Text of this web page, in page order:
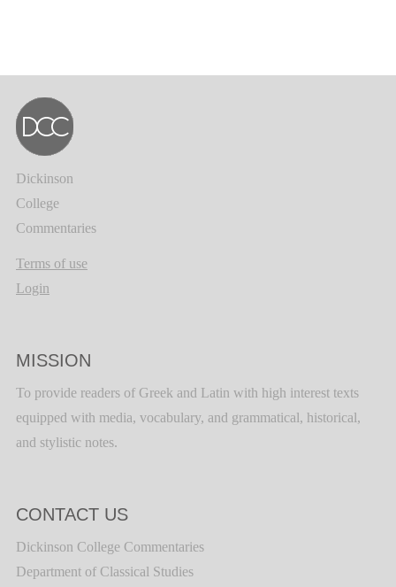
Dickinson
College
Commentaries
Terms of use
Login
MISSION
To provide readers of Greek and Latin with high interest texts
equipped with media, vocabulary, and grammatical, historical,
and stylistic notes.
CONTACT US
Dickinson College Commentaries
Department of Classical Studies